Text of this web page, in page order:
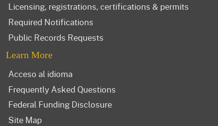
Licensing, registrations, certifications & permits
Required Notifications
Public Records Requests
Learn More
Acceso al idioma
Frequently Asked Questions
Federal Funding Disclosure
Site Map